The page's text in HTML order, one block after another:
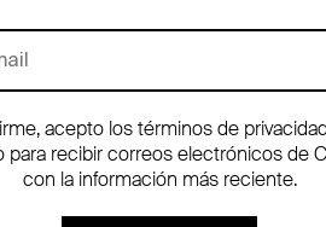
acepto los términos de
recibir correos electrónicos de
con la información más reciente.
Orellana 5, 1ºizq
– Madrid
SUBSCRÍBETE